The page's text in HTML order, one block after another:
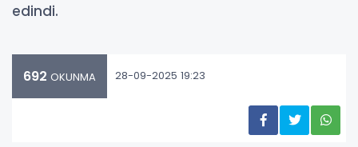
edindi.
692 OKUNMA 28-09-2025 19:23